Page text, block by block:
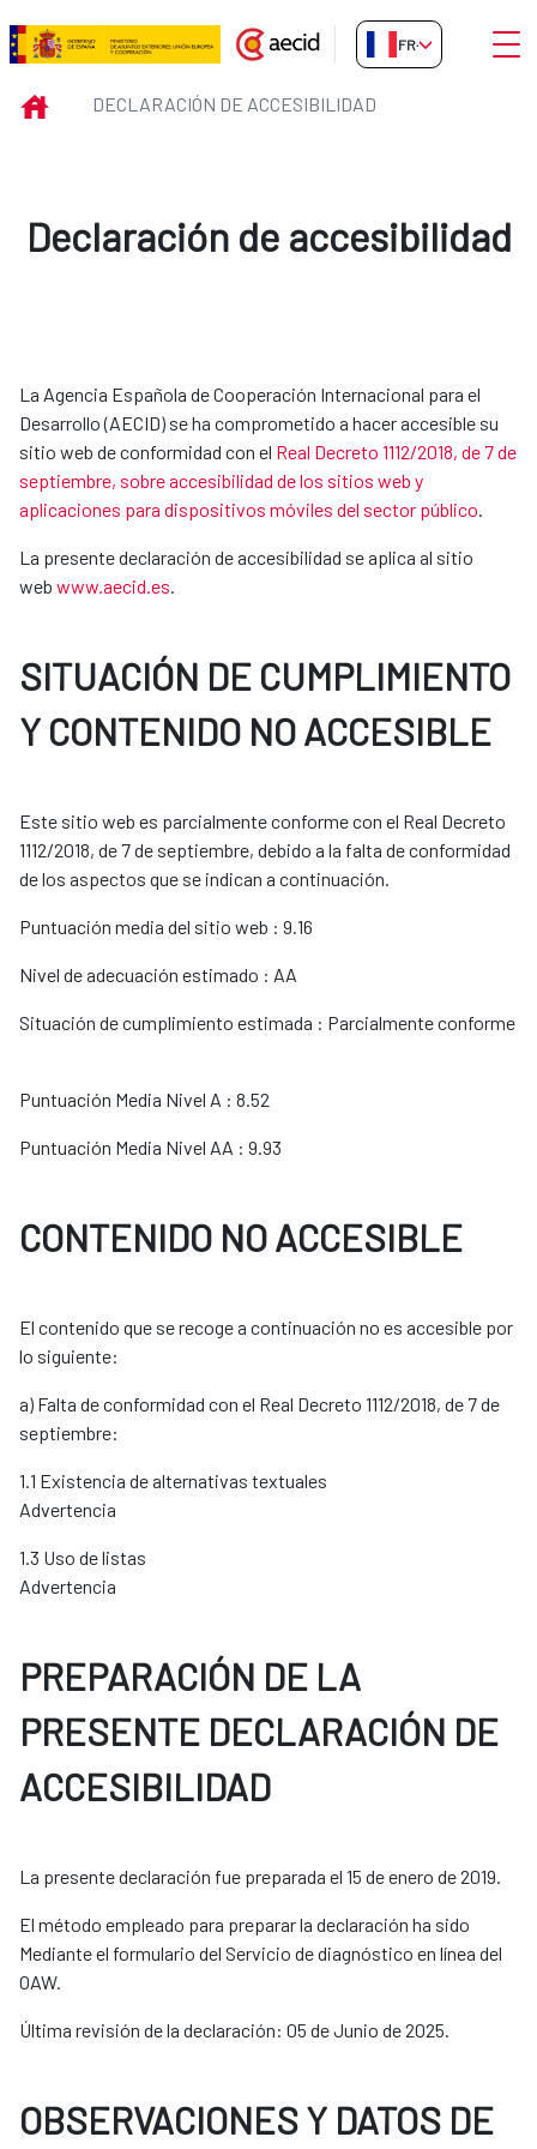
Saut au contenu principal
Declaración de accesibilidad
FR-FR
INICIODECLARACIÓN DE ACCESIBILIDAD
Declaración de accesibilidad
La Agencia Española de Cooperación Internacional para el
Desarrollo (AECID) se ha comprometido a hacer accesible su
sitio web de conformidad con el Real Decreto 1112/2018, de 7 de
septiembre, sobre accesibilidad de los sitios web y
aplicaciones para dispositivos móviles del sector público.
La presente declaración de accesibilidad se aplica al sitio
web www.aecid.es.
SITUACIÓN DE CUMPLIMIENTO
Y CONTENIDO NO ACCESIBLE
Este sitio web es parcialmente conforme con el Real Decreto
1112/2018, de 7 de septiembre, debido a la falta de conformidad
de los aspectos que se indican a continuación.
Puntuación media del sitio web : 9.16
Nivel de adecuación estimado : AA
Situación de cumplimiento estimada : Parcialmente conforme
Puntuación Media Nivel A : 8.52
Puntuación Media Nivel AA : 9.93
CONTENIDO NO ACCESIBLE
El contenido que se recoge a continuación no es accesible por
lo siguiente:
a) Falta de conformidad con el Real Decreto 1112/2018, de 7 de
septiembre:
1.1 Existencia de alternativas textuales
Advertencia
1.3 Uso de listas
Advertencia
PREPARACIÓN DE LA
PRESENTE DECLARACIÓN DE
ACCESIBILIDAD
La presente declaración fue preparada el 15 de enero de 2019.
El método empleado para preparar la declaración ha sido
Mediante el formulario del Servicio de diagnóstico en línea del
OAW.
Última revisión de la declaración: 05 de Junio de 2025.
OBSERVACIONES Y DATOS DE